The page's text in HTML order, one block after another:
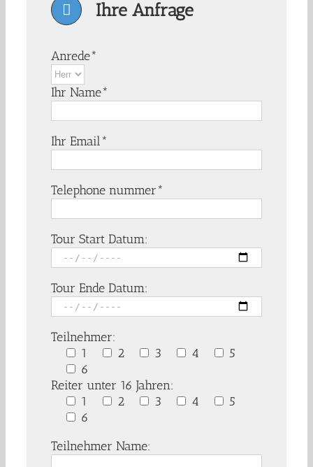
Ihre Anfrage
Anrede*
Ihr Name*
Ihr Email*
Telephone nummer*
Tour Start Datum:
Tour Ende Datum:
Teilnehmer:
1
2 3 4
5
6
Reiter unter 16 Jahren:
1
2 3 4
5
6
Teilnehmer Name: